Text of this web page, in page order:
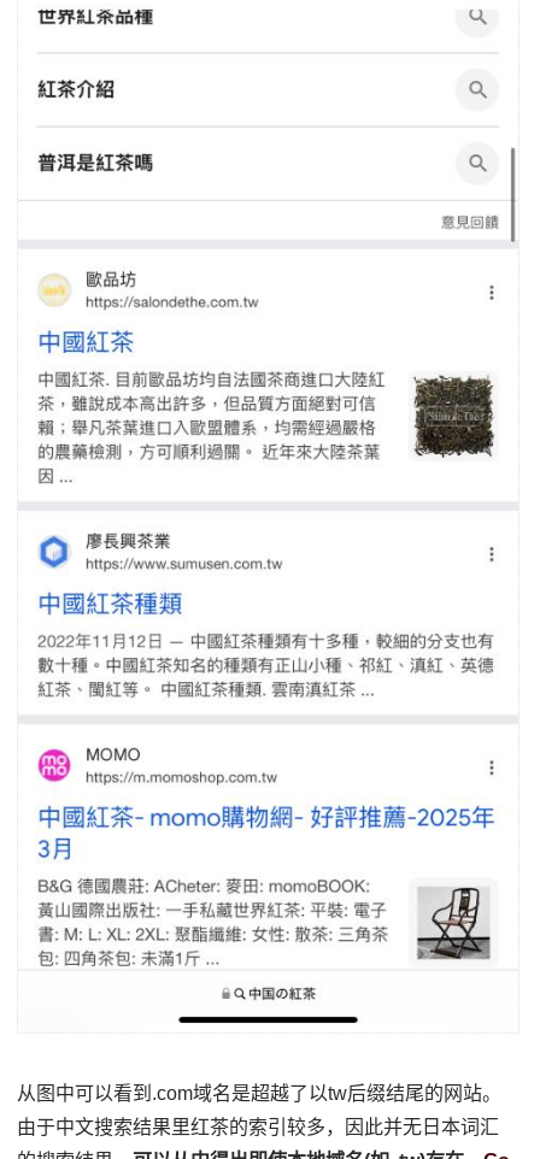
从图中可以看到.com域名是超越了以tw后缀结尾的网站。
由于中文搜索结果里红茶的索引较多，因此并无日本词汇